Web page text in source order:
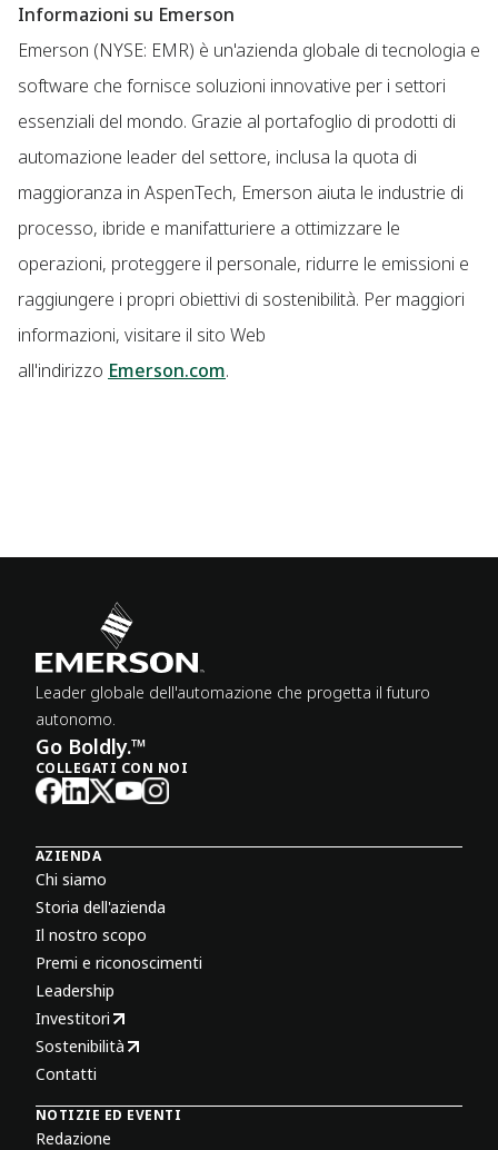
Informazioni su Emerson
Emerson (NYSE: EMR) è un'azienda globale di tecnologia e
software che fornisce soluzioni innovative per i settori
essenziali del mondo. Grazie al portafoglio di prodotti di
automazione leader del settore, inclusa la quota di
maggioranza in AspenTech, Emerson aiuta le industrie di
processo, ibride e manifatturiere a ottimizzare le
operazioni, proteggere il personale, ridurre le emissioni e
raggiungere i propri obiettivi di sostenibilità. Per maggiori
informazioni, visitare il sito Web
all'indirizzo Emerson.com.
Leader globale dell'automazione che progetta il futuro
autonomo.
Go Boldly.™
COLLEGATI CON NOI
AZIENDA
Chi siamo
Storia dell'azienda
Il nostro scopo
Premi e riconoscimenti
Leadership
Investitori
Sostenibilità
Contatti
NOTIZIE ED EVENTI
Redazione